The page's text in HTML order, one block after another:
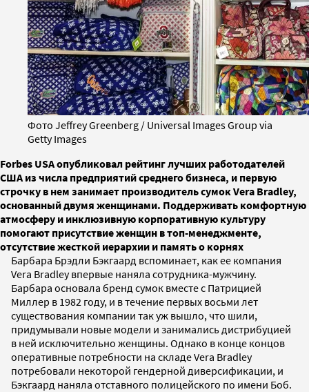
Фото Jeffrey Greenberg / Universal Images Group via
Getty Images
Forbes USA опубликовал рейтинг лучших работодателей
США из числа предприятий среднего бизнеса, и первую
строчку в нем занимает производитель сумок Vera Bradley,
основанный двумя женщинами. Поддерживать комфортную
атмосферу и инклюзивную корпоративную культуру
помогают присутствие женщин в топ-менеджменте,
отсутствие жесткой иерархии и память о корнях
Барбара Брэдли Бэкгаард вспоминает, как ее компания
Vera Bradley впервые наняла сотрудника-мужчину.
Барбара основала бренд сумок вместе с Патрицией
Миллер в 1982 году, и в течение первых восьми лет
существования компании так уж вышло, что шили,
придумывали новые модели и занимались дистрибуцией
в ней исключительно женщины. Однако в конце концов
оперативные потребности на складе Vera Bradley
потребовали некоторой гендерной диверсификации, и
Бэкгаард наняла отставного полицейского по имени Боб.